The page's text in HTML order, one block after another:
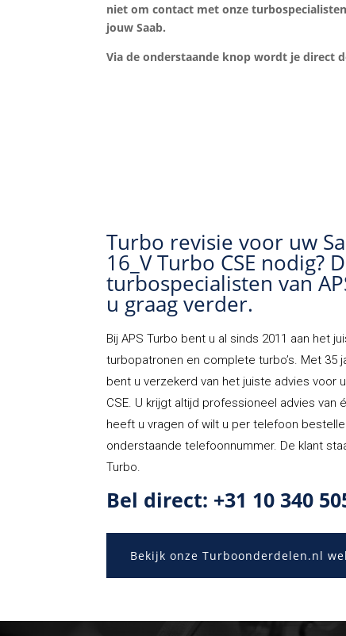
niet om contact met onze
jouw Saab.
Via de onderstaande knop wordt je direct
Turbo revisie voor uw
16_V Turbo CSE nodig?
turbospecialisten van
u graag verder.
BijAPS Turbo bent u al sinds 2011 aan het
turbopatronen en complete turbo’s. Met 35
bent u verzekerd van het juiste advies voor
CSE. U krijgt altijd professioneel advies van
heeft u vragen of wilt u per telefoon
onderstaande telefoonnummer. De klant
Turbo.
Bel direct: +31 10 340
Bekijk onze Turboonderdelen.nl